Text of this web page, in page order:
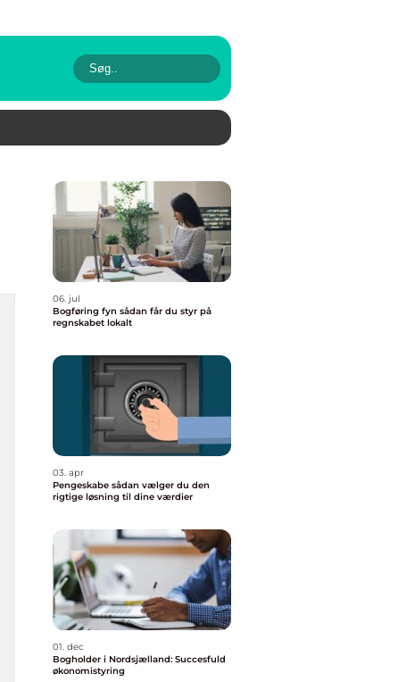
06. jul
Bogføring fyn sådan får du styr på
regnskabet lokalt
03. apr
Pengeskabe sådan vælger du den
rigtige løsning til dine værdier
01. dec
Bogholder i Nordsjælland: Succesfuld
økonomistyring